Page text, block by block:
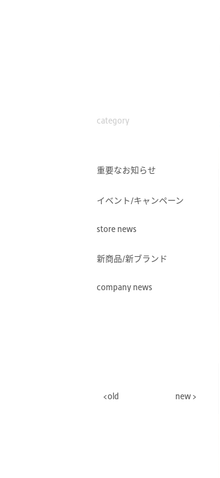
category
重要なお知らせ
イベント/キャンペーン
store news
新商品/新ブランド
company news
old new